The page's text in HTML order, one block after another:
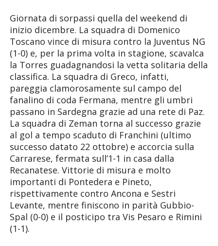
Giornata di sorpassi quella del weekend di
inizio dicembre. La squadra di Domenico
Toscano vince di misura contro la Juventus NG
(1-0) e, per la prima volta in stagione, scavalca
la Torres guadagnandosi la vetta solitaria della
classifica. La squadra di Greco, infatti,
pareggia clamorosamente sul campo del
fanalino di coda Fermana, mentre gli umbri
passano in Sardegna grazie ad una rete di Paz.
La squadra di Zeman torna al successo grazie
al gol a tempo scaduto di Franchini (ultimo
successo datato 22 ottobre) e accorcia sulla
Carrarese, fermata sull’1-1 in casa dalla
Recanatese. Vittorie di misura e molto
importanti di Pontedera e Pineto,
rispettivamente contro Ancona e Sestri
Levante, mentre finiscono in parità Gubbio-
Spal (0-0) e il posticipo tra Vis Pesaro e Rimini
(1-1).